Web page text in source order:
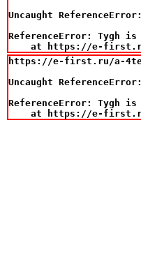
Uncaught
ReferenceError: Tygh is
at https://e-
https://e-first.ru/a-
Uncaught
ReferenceError: Tygh is
at https://e-